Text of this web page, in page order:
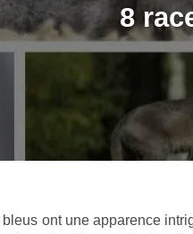
8
ont une apparence